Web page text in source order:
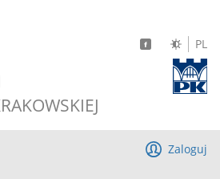
PL
Zaloguj